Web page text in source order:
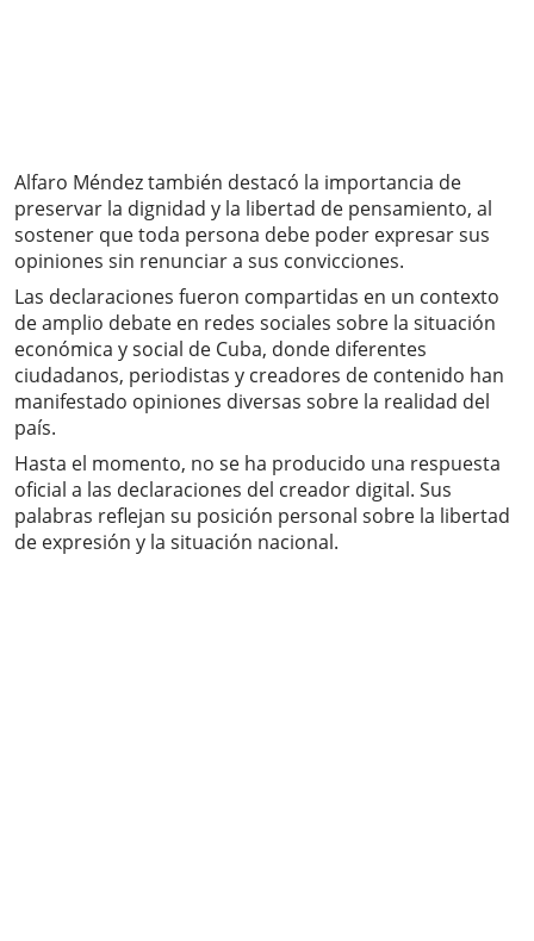
Alfaro Méndez también destacó la importancia de
preservar la dignidad y la libertad de pensamiento, al
sostener que toda persona debe poder expresar sus
opiniones sin renunciar a sus convicciones.
Las declaraciones fueron compartidas en un contexto
de amplio debate en redes sociales sobre la situación
económica y social de Cuba, donde diferentes
ciudadanos, periodistas y creadores de contenido han
manifestado opiniones diversas sobre la realidad del
país.
Hasta el momento, no se ha producido una respuesta
oficial a las declaraciones del creador digital. Sus
palabras reflejan su posición personal sobre la libertad
de expresión y la situación nacional.